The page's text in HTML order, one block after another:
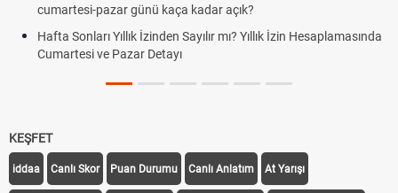
cumartesi-pazar günü kaça kadar açık?
Hafta Sonları Yıllık İzinden Sayılır mı? Yıllık İzin Hesaplamasında
Cumartesi ve Pazar Detayı
KEŞFET
iddaa Canlı Skor Puan Durumu Canlı Anlatım At Yarışı